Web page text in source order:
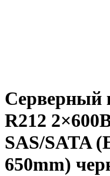
Серверный
R212
SAS/SATA
650mm)